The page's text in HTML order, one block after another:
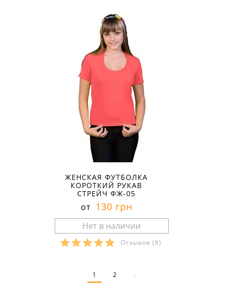
ЖЕНСКАЯ ФУТБОЛКА
КОРОТКИЙ РУКАВ
СТРЕЙЧ ФЖ-05
от 130 грн
Отзывов (8)
1 2